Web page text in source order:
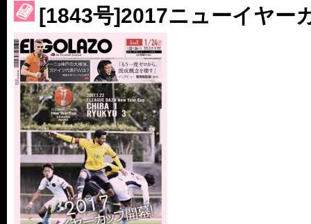
［3214号］WEST制覇
［3215号］WEEKLY EG SELECTION
［3216号］行く末占うラストワン
［3217号］最高の景色へ出国
［3218号］WEEKLY EG SELECTION
［3219号］特別な覇者へ 大逆転か連破か
［3220号］伝説の王者、黄金のシャーレ
[1843号]2017ニューイヤー